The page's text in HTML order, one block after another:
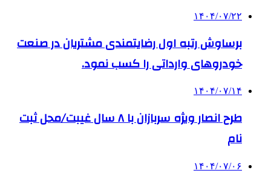
۱۴۰۴/۰۷/۲۲
برساوش رتبه اول رضایتمندی مشتریان در صنعت
خودروهای وارداتی را کسب نمود.
۱۴۰۴/۰۷/۱۴
طرح انصار ویژه سربازان با ۸ سال غیبت/محل ثبت
نام
۱۴۰۴/۰۷/۰۶